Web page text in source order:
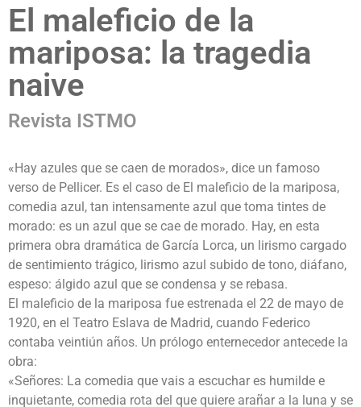
El maleficio de la
mariposa: la tragedia
naive
Revista ISTMO
«Hay azules que se caen de morados», dice un famoso
verso de Pellicer. Es el caso de El maleficio de la mariposa,
comedia azul, tan intensamente azul que toma tintes de
morado: es un azul que se cae de morado. Hay, en esta
primera obra dramática de García Lorca, un lirismo cargado
de sentimiento trágico, lirismo azul subido de tono, diáfano,
espeso: álgido azul que se condensa y se rebasa.
El maleficio de la mariposa fue estrenada el 22 de mayo de
1920, en el Teatro Eslava de Madrid, cuando Federico
contaba veintiún años. Un prólogo enternecedor antecede la
obra:
«Señores: La comedia que vais a escuchar es humilde e
inquietante, comedia rota del que quiere arañar a la luna y se